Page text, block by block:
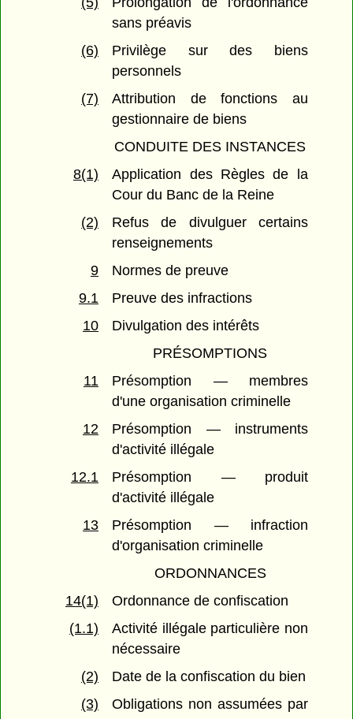
sans préavis
(6)
Privilège sur des biens
personnels
(7)
Attribution de fonctions au
gestionnaire de biens
CONDUITE DES INSTANCES
8(1)
Application des Règles de la
Cour du Banc de la Reine
(2)
Refus de divulguer certains
renseignements
9
Normes de preuve
9.1
Preuve des infractions
10
Divulgation des intérêts
PRÉSOMPTIONS
11
Présomption — membres
d'une organisation criminelle
12
Présomption — instruments
d'activité illégale
12.1
Présomption — produit
d'activité illégale
13
Présomption — infraction
d'organisation criminelle
ORDONNANCES
14(1)
Ordonnance de confiscation
(1.1)
Activité illégale particulière non
nécessaire
(2)
Date de la confiscation du bien
(3)
Obligations non assumées par